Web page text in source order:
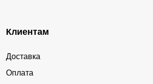
Клиентам
Доставка
Оплата